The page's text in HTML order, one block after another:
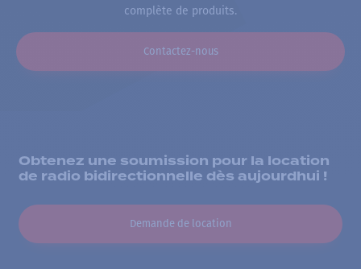
complète de produits.
Contactez-nous
Obtenez une soumission pour la location
de radio bidirectionnelle dès aujourdhui !
Demande de location